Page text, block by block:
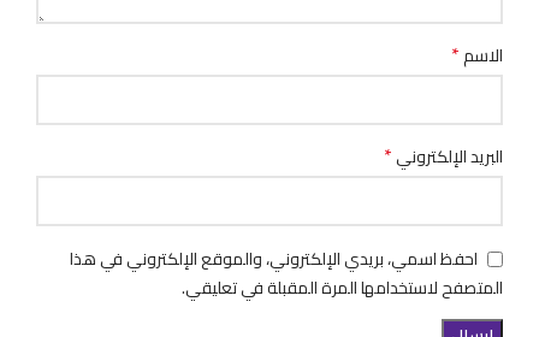
الاسم*
البريد الإلكتروني*
احفظ اسمي، بريدي الإلكتروني، والموقع الإلكتروني في هذا
المتصفح لاستخدامها المرة المقبلة في تعليقي.